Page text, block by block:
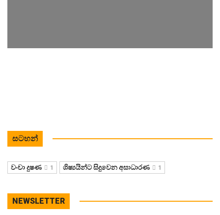
සටහන්
වංචා දුෂණ 1 ශිෂ්‍යයින්ට සිදුවෙන අසාධාරණ 1
NEWSLETTER